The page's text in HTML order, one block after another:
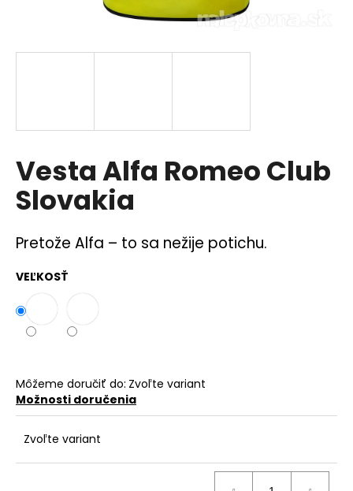
Vesta Alfa Romeo Club
Slovakia
Pretože Alfa – to sa nežije potichu.
VEĽKOSŤ
Môžeme doručiť do: Zvoľte variant
Možnosti doručenia
Zvoľte variant
s
HĽADAŤ
O
d
p
o
r
m
e